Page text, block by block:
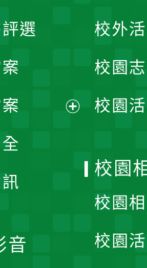
單
選 校外
校園
校園
校園
校園
校園
音